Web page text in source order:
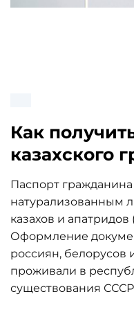
Как
казахского
Паспорт гражданина
натурализованным
казахов и
Оформление
россиян, белорусов
проживали в
существования